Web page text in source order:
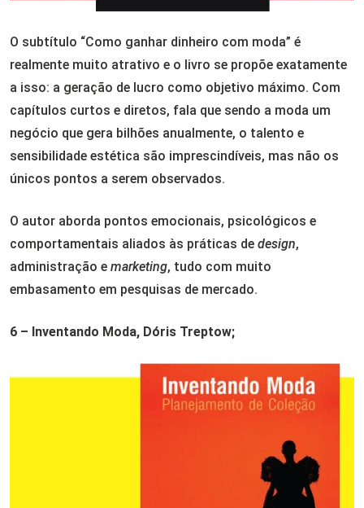
O subtítulo “Como ganhar dinheiro com moda” é
realmente muito atrativo e o livro se propõe exatamente
a isso: a geração de lucro como objetivo máximo. Com
capítulos curtos e diretos, fala que sendo a moda um
negócio que gera bilhões anualmente, o talento e
sensibilidade estética são imprescindíveis, mas não os
únicos pontos a serem observados.
O autor aborda pontos emocionais, psicológicos e
comportamentais aliados às práticas de design,
administração e marketing, tudo com muito
embasamento em pesquisas de mercado.
6 – Inventando Moda, Dóris Treptow;